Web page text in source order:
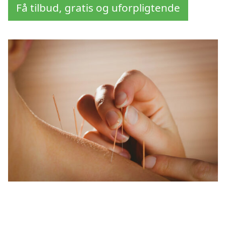
Få tilbud, gratis og uforpligtende